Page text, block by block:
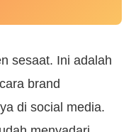
sesaat. Ini adalah
brand
di social media.